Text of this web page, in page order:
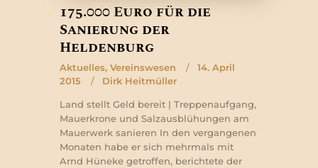
175.000 Euro für die
Sanierung der
Heldenburg
Aktuelles, Vereinswesen
14. April
2015
Dirk Heitmüller
Land stellt Geld bereit | Treppenaufgang,
Mauerkrone und Salzausblühungen am
Mauerwerk sanieren In den vergangenen
Monaten habe er sich mehrmals mit
Arnd Hüneke getroffen, berichtete der